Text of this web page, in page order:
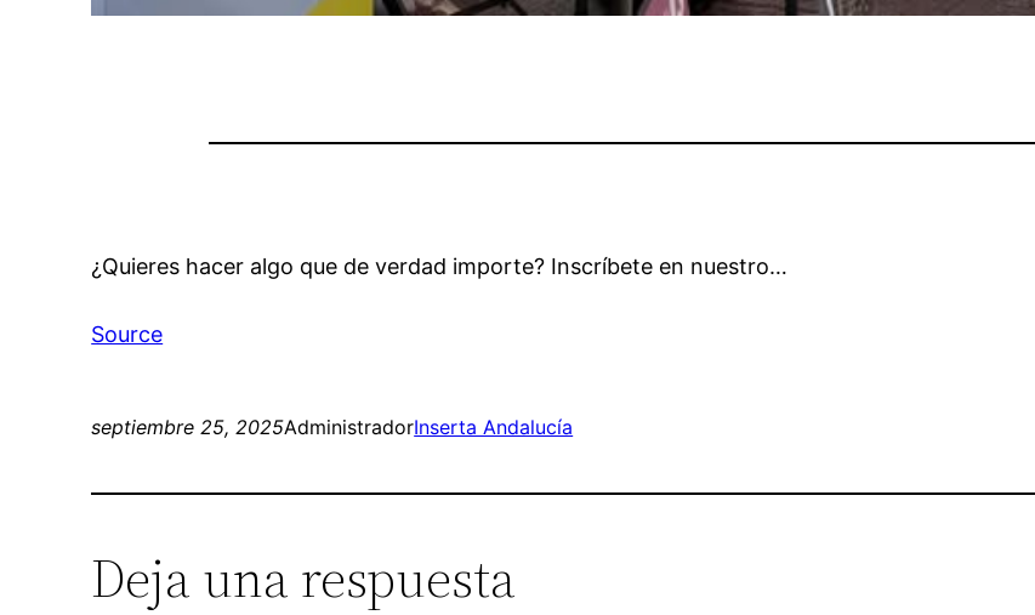
¿Quieres hacer algo que de verdad importe? Inscríbete en nuestro…
Source
septiembre 25, 2025AdministradorInserta Andalucía
Deja una respuesta